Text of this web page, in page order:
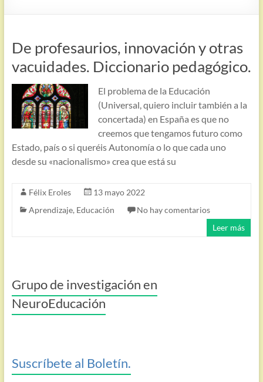
De profesaurios, innovación y otras
vacuidades. Diccionario pedagógico.
El problema de la Educación
(Universal, quiero incluir también a la
concertada) en España es que no
creemos que tengamos futuro como
Estado, país o si queréis Autonomía o lo que cada uno
desde su «nacionalismo» crea que está su
Félix Eroles
13 mayo 2022
Aprendizaje, Educación
No hay comentarios
Leer más
Grupo de investigación en
NeuroEducación
Suscríbete al Boletín.